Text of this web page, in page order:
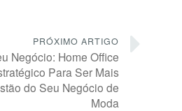
PRÓXIMO ARTIGO
Negócio: Home Office
Para Ser Mais
do Seu Negócio de
Moda